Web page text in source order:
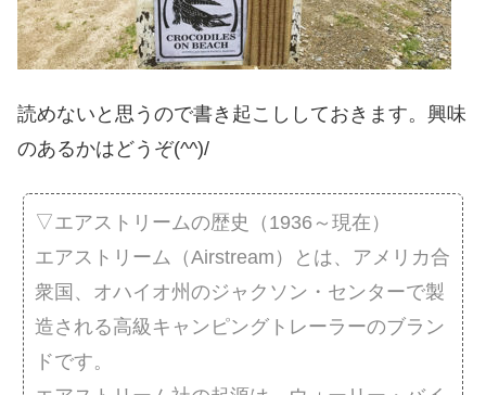
読めないと思うので書き起こししておきます。興味
のあるかはどうぞ(^^)/
▽エアストリームの歴史（1936～現在）
エアストリーム（Airstream）とは、アメリカ合
衆国、オハイオ州のジャクソン・センターで製
造される高級キャンピングトレーラーのブラン
ドです。